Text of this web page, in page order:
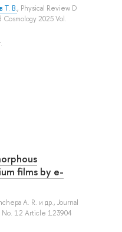
Т. В., Physical Review D
2025 Vol.
films by e-
A. R. и др., Journal
No. 12 Article 123904